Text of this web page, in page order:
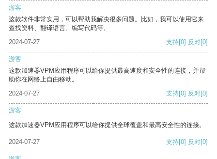
游客
这款软件非常实用，可以帮助我解决很多问题。比如，我可以使用它来
查找资料、翻译语言、编写代码等。
2024-07-27
支持[0] 反对[0]
游客
这款加速器VPM应用程序可以给你提供最高速度和安全性的连接，并帮
助你在网络上自由移动。
2024-07-27
支持[0] 反对[0]
游客
这款加速器VPM应用程序可以给你提供全球覆盖和最高安全性的连接。
2024-07-27 支持[0] 反对[0]